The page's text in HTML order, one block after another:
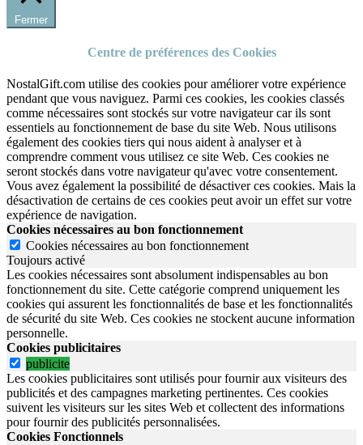
Fermer
Centre de préférences des Cookies
NostalGift.com utilise des cookies pour améliorer votre expérience
pendant que vous naviguez. Parmi ces cookies, les cookies classés
comme nécessaires sont stockés sur votre navigateur car ils sont
essentiels au fonctionnement de base du site Web. Nous utilisons
également des cookies tiers qui nous aident à analyser et à
comprendre comment vous utilisez ce site Web. Ces cookies ne
seront stockés dans votre navigateur qu'avec votre consentement.
Vous avez également la possibilité de désactiver ces cookies. Mais la
désactivation de certains de ces cookies peut avoir un effet sur votre
expérience de navigation.
Cookies nécessaires au bon fonctionnement
Cookies nécessaires au bon fonctionnement
Toujours activé
Les cookies nécessaires sont absolument indispensables au bon
fonctionnement du site. Cette catégorie comprend uniquement les
cookies qui assurent les fonctionnalités de base et les fonctionnalités
de sécurité du site Web. Ces cookies ne stockent aucune information
personnelle.
Cookies publicitaires
publicite
Les cookies publicitaires sont utilisés pour fournir aux visiteurs des
publicités et des campagnes marketing pertinentes. Ces cookies
suivent les visiteurs sur les sites Web et collectent des informations
pour fournir des publicités personnalisées.
Cookies Fonctionnels